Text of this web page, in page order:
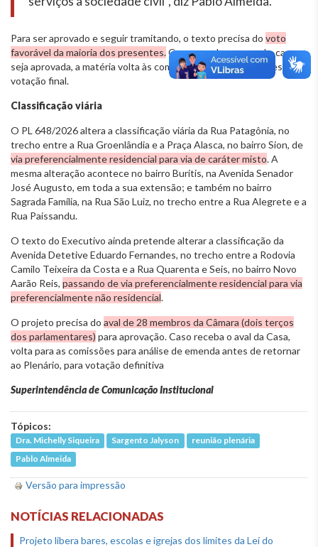
Para ser aprovado e seguir tramitando, o texto precisa do voto
favorável da maioria dos presentes.Como recebeu emenda, caso
seja aprovada, a matéria volta às comissões para análise antes da
votação final.
Classificação viária
O PL 648/2026 altera a classificação viária da Rua Patagônia, no
trecho entre a Rua Groenlândia e a Praça Alasca, no bairro Sion, de
via preferencialmente residencial para via de caráter misto. A
mesma alteração acontece no bairro Buritis, na Avenida Senador
José Augusto, em toda a sua extensão; e também no bairro
Sagrada Família, na Rua São Luiz, no trecho entre a Rua Alegrete e a
Rua Paissandu.
O texto do Executivo ainda pretende alterar a classificação da
Avenida Detetive Eduardo Fernandes, no trecho entre a Rodovia
Camilo Teixeira da Costa e a Rua Quarenta e Seis, no bairro Novo
Aarão Reis, passando de via preferencialmente residencial para via
preferencialmente não residencial.
O projeto precisa do aval de 28 membros da Câmara (dois terços
dos parlamentares) para aprovação. Caso receba o aval da Casa,
volta para as comissões para análise de emenda antes de retornar
ao Plenário, para votação definitiva
Superintendência de Comunicação Institucional
Tópicos:
Dra. Michelly Siqueira Sargento Jalyson
reunião plenária
Pablo Almeida
Versão para impressão
NOTÍCIAS RELACIONADAS
Projeto libera bares, escolas e igrejas dos limites da Lei do